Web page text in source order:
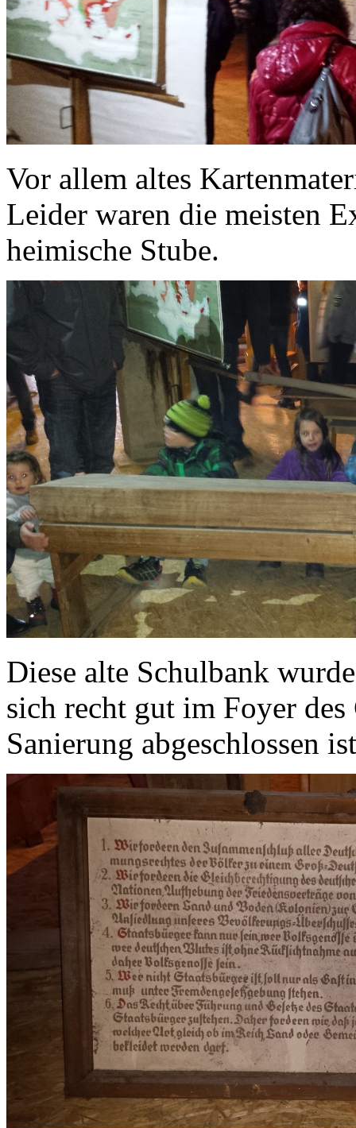
Vor allem altes
Leider waren die meisten
heimische Stube.
Diese alte Schulbank
sich recht gut im Foyer des
Sanierung abgeschlossen